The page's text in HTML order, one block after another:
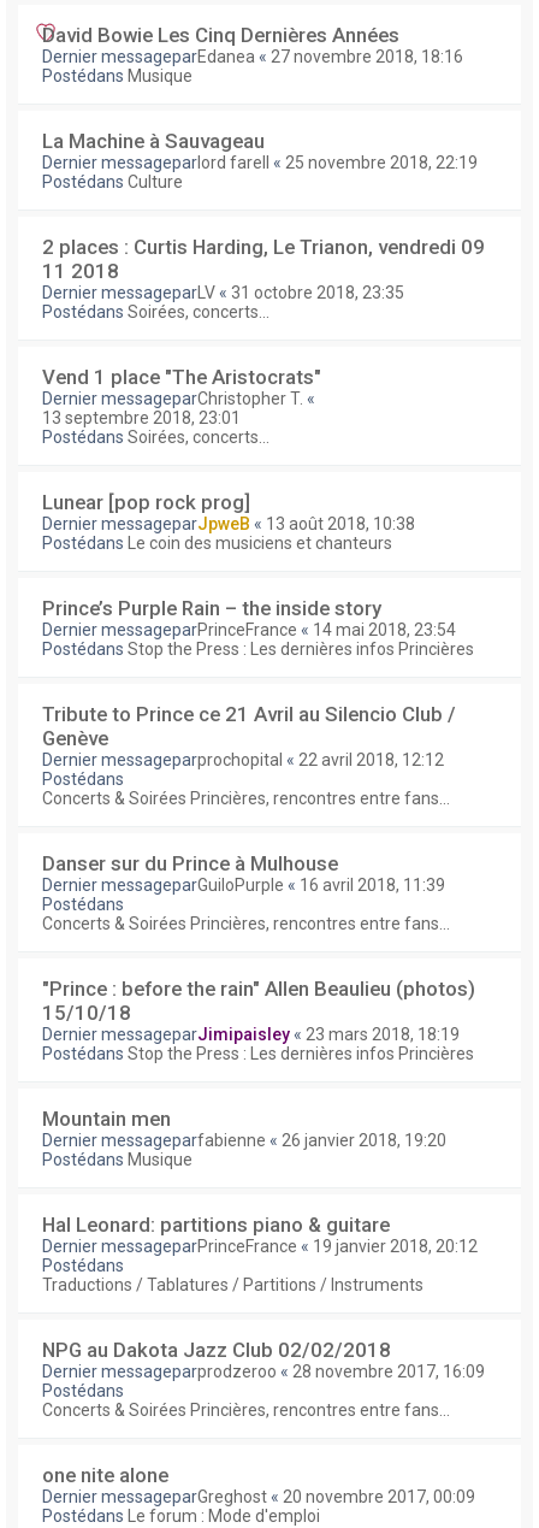
David Bowie Les Cinq Dernières Années
Dernier messageparEdanea « 27 novembre 2018, 18:16
Postédans Musique
La Machine à Sauvageau
Dernier messageparlord farell « 25 novembre 2018, 22:19
Postédans Culture
2 places : Curtis Harding, Le Trianon, vendredi 09
11 2018
Dernier messagepar LV « 31 octobre 2018, 23:35
Postédans Soirées, concerts...
Vend 1 place "The Aristocrats"
Dernier messageparChristopher T. «
13 septembre 2018, 23:01
Postédans Soirées, concerts...
Lunear [pop rock prog]
Dernier messageparJpweB « 13 août 2018, 10:38
Postédans
Le coin des musiciens et chanteurs
Prince’s Purple Rain – the inside story
Dernier messageparPrinceFrance « 14 mai 2018, 23:54
Postédans Stop the Press : Les dernières infos Princières
Tribute to Prince ce 21 Avril au Silencio Club /
Genève
Dernier messageparprochopital « 22 avril 2018, 12:12
Postédans
Concerts & Soirées Princières, rencontres entre fans...
Danser sur du Prince à Mulhouse
Dernier messageparGuiloPurple « 16 avril 2018, 11:39
Postédans
Concerts & Soirées Princières, rencontres entre fans...
"Prince : before the rain" Allen Beaulieu (photos)
15/10/18
Dernier messageparJimipaisley « 23 mars 2018, 18:19
Postédans Stop the Press : Les dernières infos Princières
Mountain men
Dernier messageparfabienne « 26 janvier 2018, 19:20
Postédans Musique
Hal Leonard: partitions piano & guitare
Dernier messageparPrinceFrance « 19 janvier 2018, 20:12
Postédans
Traductions / Tablatures / Partitions / Instruments
NPG au Dakota Jazz Club 02/02/2018
Dernier messageparprodzeroo « 28 novembre 2017, 16:09
Postédans
Concerts & Soirées Princières, rencontres entre fans...
one nite alone
Dernier messageparGreghost « 20 novembre 2017, 00:09
Postédans
Le forum : Mode d'emploi